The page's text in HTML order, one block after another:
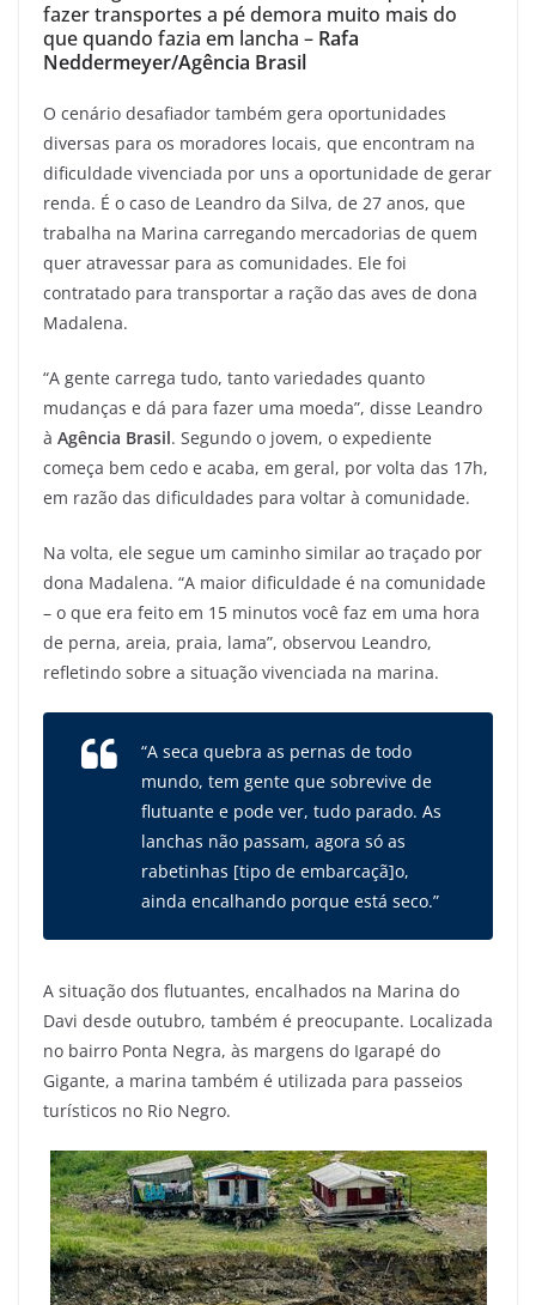
fazer transportes a pé demora muito mais do
que quando fazia em lancha – Rafa
Neddermeyer/Agência Brasil
O cenário desafiador também gera oportunidades
diversas para os moradores locais, que encontram na
dificuldade vivenciada por uns a oportunidade de gerar
renda. É o caso de Leandro da Silva, de 27 anos, que
trabalha na Marina carregando mercadorias de quem
quer atravessar para as comunidades. Ele foi
contratado para transportar a ração das aves de dona
Madalena.
“A gente carrega tudo, tanto variedades quanto
mudanças e dá para fazer uma moeda”, disse Leandro
à Agência Brasil. Segundo o jovem, o expediente
começa bem cedo e acaba, em geral, por volta das 17h,
em razão das dificuldades para voltar à comunidade.
Na volta, ele segue um caminho similar ao traçado por
dona Madalena. “A maior dificuldade é na comunidade
– o que era feito em 15 minutos você faz em uma hora
de perna, areia, praia, lama”, observou Leandro,
refletindo sobre a situação vivenciada na marina.
“A seca quebra as pernas de todo
mundo, tem gente que sobrevive de
flutuante e pode ver, tudo parado. As
lanchas não passam, agora só as
rabetinhas [tipo de embarcaçã]o,
ainda encalhando porque está seco.”
A situação dos flutuantes, encalhados na Marina do
Davi desde outubro, também é preocupante. Localizada
no bairro Ponta Negra, às margens do Igarapé do
Gigante, a marina também é utilizada para passeios
turísticos no Rio Negro.